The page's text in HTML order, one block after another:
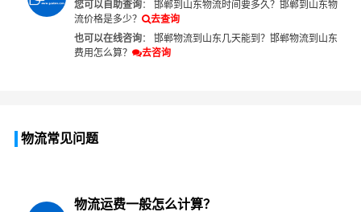
您可以自助查询： 邯郸到山东物流时间要多久？ 邯郸到山东物
流价格是多少？
去查询
也可以在线咨询： 邯郸物流到山东几天能到？ 邯郸物流到山东
费用怎么算？
去咨询
物流常见问题
物流运费一般怎么计算？